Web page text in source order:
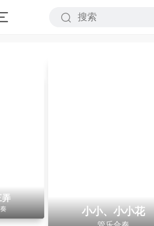
弄
小小、小小花
部分产品为电子版乐谱，请